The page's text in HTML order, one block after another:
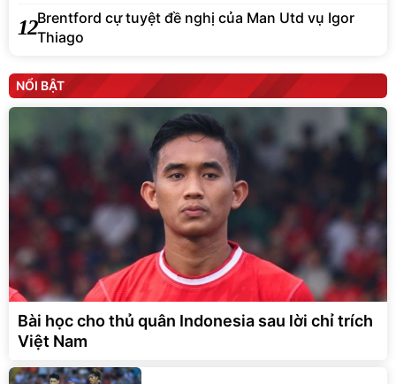
12Brentford cự tuyệt đề nghị của Man Utd vụ Igor
Thiago
NỔI BẬT
Bài học cho thủ quân Indonesia sau lời chỉ trích
Việt Nam